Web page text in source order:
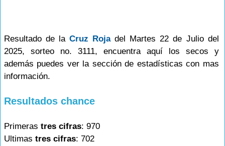
Resultado de laCruz Rojadel Martes 22 de Julio del
2025, sorteo no. 3111, encuentra aquí los secos y
además puedes ver la sección de estadísticas con mas
información.
Resultados chance
Primeras tres cifras: 970
Ultimas tres cifras: 702